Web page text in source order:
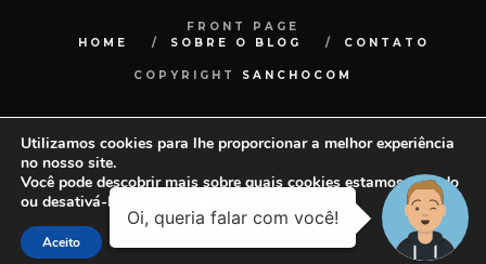
FRONT PAGE
HOME
SOBRE O BLOG CONTATO
COPYRIGHT SANCHOCOM
Utilizamos cookies para lhe proporcionar a melhor experiência
no nosso site.
Você pode descobrir mais sobre quais cookies estamos usando
ou desativá-los em
Aceito